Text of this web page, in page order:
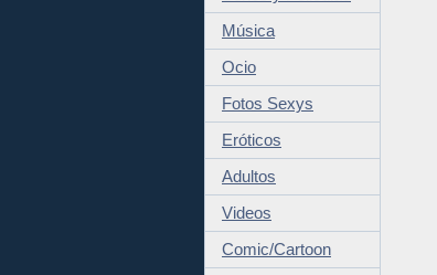
Música
Ocio
Fotos Sexys
Eróticos
Adultos
Videos
Comic/Cartoon